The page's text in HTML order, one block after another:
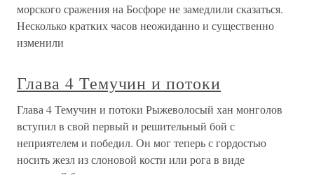
морского сражения на Босфоре не замедлили сказаться.
Несколько кратких часов неожиданно и существенно
изменили
Глава 4 Темучин и потоки
Глава 4 Темучин и потоки Рыжеволосый хан монголов
вступил в свой первый и решительный бой с
неприятелем и победил. Он мог теперь с гордостью
носить жезл из слоновой кости или рога в виде